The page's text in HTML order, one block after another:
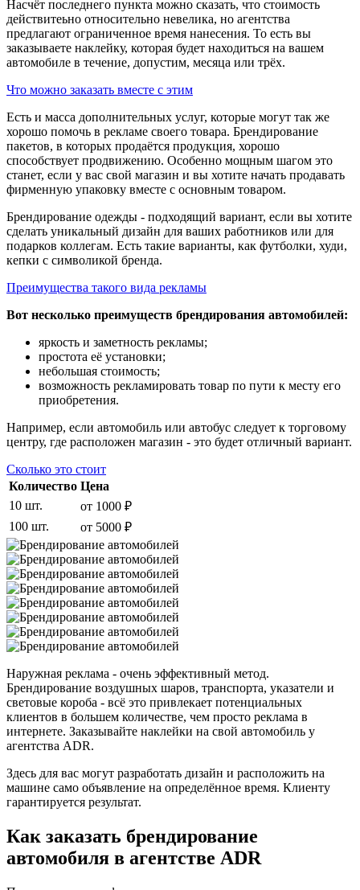
Насчёт последнего пункта можно сказать, что стоимость
действитеьно относительно невелика, но агентства
предлагают ограниченное время нанесения. То есть вы
заказываете наклейку, которая будет находиться на вашем
автомобиле в течение, допустим, месяца или трёх.
Что можно заказать вместе с этим
Есть и масса дополнительных услуг, которые могут так же
хорошо помочь в рекламе своего товара. Брендирование
пакетов, в которых продаётся продукция, хорошо
способствует продвижению. Особенно мощным шагом это
станет, если у вас свой магазин и вы хотите начать продавать
фирменную упаковку вместе с основным товаром.
Брендирование одежды - подходящий вариант, если вы хотите
сделать уникальный дизайн для ваших работников или для
подарков коллегам. Есть такие варианты, как футболки, худи,
кепки с символикой бренда.
Преимущества такого вида рекламы
Вот несколько преимуществ брендирования автомобилей:
яркость и заметность рекламы;
простота её установки;
небольшая стоимость;
возможность рекламировать товар по пути к месту его
приобретения.
Например, если автомобиль или автобус следует к торговому
центру, где расположен магазин - это будет отличный вариант.
Сколько это стоит
Количество Цена
10 шт.
от 1000 ₽
100 шт.
от 5000 ₽
Наружная реклама - очень эффективный метод.
Брендирование воздушных шаров, транспорта, указатели и
световые короба - всё это привлекает потенциальных
клиентов в большем количестве, чем просто реклама в
интернете. Заказывайте наклейки на свой автомобиль у
агентства ADR.
Здесь для вас могут разработать дизайн и расположить на
машине само объявление на определённое время. Клиенту
гарантируется результат.
Как заказать брендирование
автомобиля в агентстве ADR